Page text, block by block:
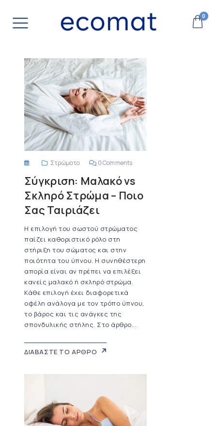
0
Στρώματα 0 Comments
Σύγκριση: Μαλακό vs
Σκληρό Στρώμα – Ποιο
Σας Ταιριάζει
Η επιλογή του σωστού στρώματος
παίζει καθοριστικό ρόλο στη
στήριξη του σώματος και στην
ποιότητα του ύπνου. Η συνηθέστερη
απορία είναι αν πρέπει να επιλέξει
κανείς μαλακό ή σκληρό στρώμα.
Κάθε επιλογή έχει διαφορετικά
οφέλη ανάλογα με τον τρόπο ύπνου,
το βάρος και τις ανάγκες της
σπονδυλικής στήλης. Στο άρθρο...
ΔΙΑΒΑΣΤΕ ΤΟ ΑΡΘΡΟ